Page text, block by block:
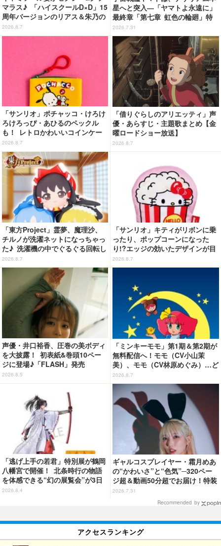
マラス♪ 「ハイスクールD×D」15
周年バージョンのリアス＆朱乃の
フィギュアがリニューアルパッケ
ージで登場！
2026.8.7
星へと突入―「ヤマトよ永遠に」
最終章「第七章 虹色の輪廻」特
報映像が公開！加藤直之新規描き
下ろし特製スリーブのBlu-ray＆D
VD情報も
2026.7.31
「サンリオ」ポチャッコ・けろけ
ろけろっぴ・あひるのペックル
も！ レトロかわいいコインケー
ス第2弾がカプセルトイに登場♪
2026.8.7
「借りぐらしのアリエッティ」声
優・あらすじ・主題歌まとめ【金
曜ロードショー放送】
2026.8.7
「東方Project」霊夢、魔理沙、
チルノが洗濯ネットになっちゃっ
た♪ 洗濯機の中でぐるぐる回転し
続ける姿を思わず眺めたくなっち
ゃう!?
2026.8.7
「サンリオ」キティがリボンに乗
ったり、ポップコーンになった
り!?エッジの効いたデザインが目
を引く♪ トートバッグやポーチが
登場
2026.8.7
声優・井口裕香、圧巻の美ボディ
を大披露！ 初表紙&巻頭10ペー
ジに登場♪「FLASH」発売
2026.8.5
「ミンキーモモ」第1期＆第2期が
無料配信へ！モモ（CV小山茉
美）、モモ（CV林原めぐみ）…ど
ちらも楽しめる☆【8月10日～】
2026.8.7
「逃げ上手の若君」特別展が鶴岡
八幡宮で開催！ 北条時行の物語
を体感できる“幻の展覧会”が3日
間限定で登場【8/28～30】
2026.8.4
ギャルコスプレイヤー・霜月めあ
の“かわいさ”と“色気”─320ペー
ジ超＆動画50分超でお届け！特装
合本版のデジタル写真集が登場
2026.7.31
Recommended by
アクセスランキング